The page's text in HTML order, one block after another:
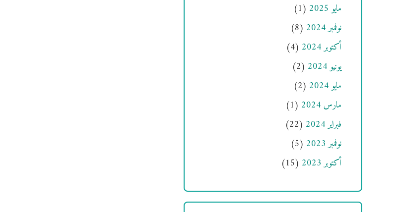
مايو 2025
(1)
نوفمبر 2024
(8)
أكتوبر 2024
(4)
يونيو 2024
(2)
مايو 2024
(2)
مارس 2024
(1)
فبراير 2024
(22)
نوفمبر 2023
(5)
أكتوبر 2023
(15)